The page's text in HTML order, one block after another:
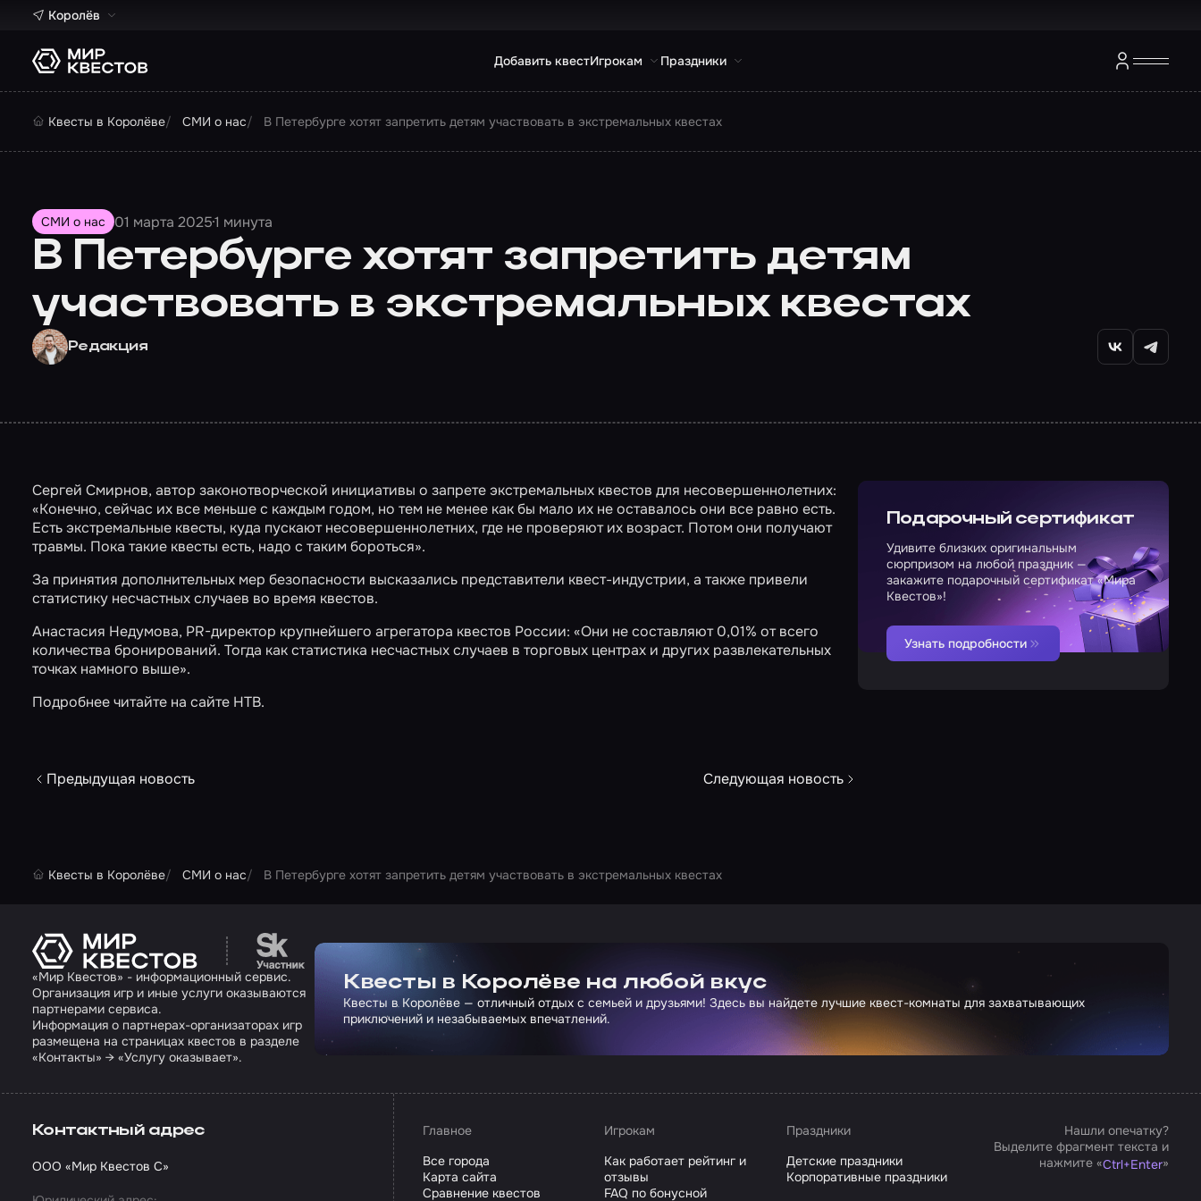
Королёв
Добавить квестИгрокам Праздники
Квесты в Королёве СМИ о нас В Петербурге хотят запретить детям участвовать в экстремальных квестах
СМИ о нас 01 марта 20251 минута
В Петербурге хотят запретить детям
участвовать в экстремальных квестах
Редакция
Сергей Смирнов, автор законотворческой инициативы о запрете экстремальных квестов для несовершеннолетних:
«Конечно, сейчас их все меньше с каждым годом, но тем не менее как бы мало их не оставалось они все равно есть.
Есть экстремальные квесты, куда пускают несовершеннолетних, где не проверяют их возраст. Потом они получают
травмы. Пока такие квесты есть, надо с таким бороться».
За принятия дополнительных мер безопасности высказались представители квест-индустрии, а также привели
статистику несчастных случаев во время квестов.
Анастасия Недумова, PR-директор крупнейшего агрегатора квестов России: «Они не составляют 0,01% от всего
количества бронирований. Тогда как статистика несчастных случаев в торговых центрах и других развлекательных
точках намного выше».
Подробнее читайте на сайте НТВ.
Предыдущая новость Следующая новость
Подарочный сертификат
Удивите близких оригинальным
сюрпризом на любой праздник —
закажите подарочный сертификат «Мира
Квестов»!
Узнать подробности
Квесты в Королёве СМИ о нас В Петербурге хотят запретить детям участвовать в экстремальных квестах
Перейти на сайт партнера Сколково
«Мир Квестов» - информационный сервис.
Организация игр и иные услуги оказываются
партнерами сервиса.
Информация о партнерах-организаторах игр
размещена на страницах квестов в разделе
«Контакты» → «Услугу оказывает».
Квесты в Королёве на любой вкус
Квесты в Королёве — отличный отдых с семьей и друзьями! Здесь вы найдете лучшие квест-комнаты для захватывающих
приключений и незабываемых впечатлений.
Контактный адрес
ООО «Мир Квестов С»
Главное
Все города
Карта сайта
Сравнение квестов
Игрокам
Как работает рейтинг и
отзывы
FAQ по бонусной
Праздники
Детские праздники
Корпоративные праздники
Нашли опечатку?
Выделите фрагмент текста и
нажмите «Ctrl+Enter»